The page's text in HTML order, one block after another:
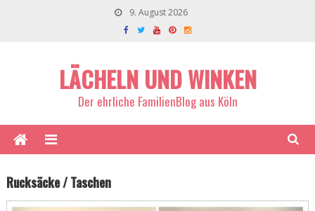
9. August 2026
LÄCHELN UND WINKEN
Der ehrliche FamilienBlog aus Köln
Rucksäcke / Taschen